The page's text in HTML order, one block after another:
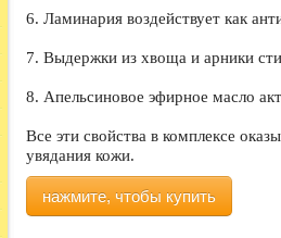
6. Ламинария воздействует как
7. Выдержки из хвоща и арники
8. Апельсиновое эфирное масло
Все эти свойства в комплексе
увядания кожи.
нажмите, чтобы купить